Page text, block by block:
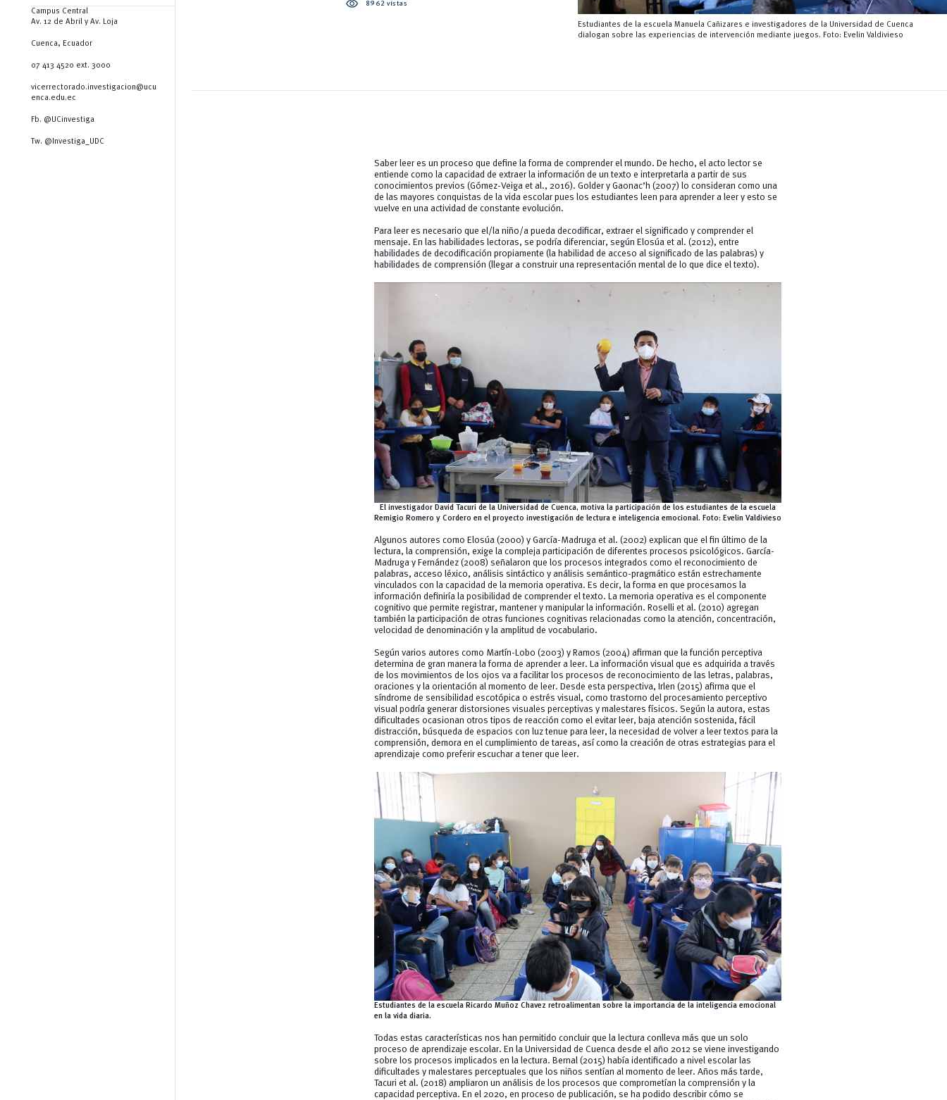
Campus Central
Av. 12 de Abril y Av. Loja
Cuenca, Ecuador
07 413 4520 ext. 3000
vicerrectorado.investigacion@ucu
enca.edu.ec
Fb. @UCinvestiga
Tw. @Investiga_UDC
visibility 8962 vistas
Estudiantes de la escuela Manuela Cañizares e investigadores de la Universidad de Cuenca
dialogan sobre las experiencias de intervención mediante juegos. Foto: Evelin Valdivieso
Saber leer es un proceso que define la forma de comprender el mundo. De hecho, el acto lector se
entiende como la capacidad de extraer la información de un texto e interpretarla a partir de sus
conocimientos previos (Gómez-Veiga et al., 2016). Golder y Gaonac’h (2007) lo consideran como una
de las mayores conquistas de la vida escolar pues los estudiantes leen para aprender a leer y esto se
vuelve en una actividad de constante evolución.
Para leer es necesario que el/la niño/a pueda decodificar, extraer el significado y comprender el
mensaje. En las habilidades lectoras, se podría diferenciar, según Elosúa et al. (2012), entre
habilidades de decodificación propiamente (la habilidad de acceso al significado de las palabras) y
habilidades de comprensión (llegar a construir una representación mental de lo que dice el texto).
El investigador David Tacuri de la Universidad de Cuenca, motiva la participación de los estudiantes de la escuela
Remigio Romero y Cordero en el proyecto investigación de lectura e inteligencia emocional. Foto: Evelin Valdivieso
Algunos autores como Elosúa (2000) y García-Madruga et al. (2002) explican que el fin último de la
lectura, la comprensión, exige la compleja participación de diferentes procesos psicológicos. García-
Madruga y Fernández (2008) señalaron que los procesos integrados como el reconocimiento de
palabras, acceso léxico, análisis sintáctico y análisis semántico-pragmático están estrechamente
vinculados con la capacidad de la memoria operativa. Es decir, la forma en que procesamos la
información definiría la posibilidad de comprender el texto. La memoria operativa es el componente
cognitivo que permite registrar, mantener y manipular la información. Roselli et al. (2010) agregan
también la participación de otras funciones cognitivas relacionadas como la atención, concentración,
velocidad de denominación y la amplitud de vocabulario.
Según varios autores como Martín-Lobo (2003) y Ramos (2004) afirman que la función perceptiva
determina de gran manera la forma de aprender a leer. La información visual que es adquirida a través
de los movimientos de los ojos va a facilitar los procesos de reconocimiento de las letras, palabras,
oraciones y la orientación al momento de leer. Desde esta perspectiva, Irlen (2015) afirma que el
síndrome de sensibilidad escotópica o estrés visual, como trastorno del procesamiento perceptivo
visual podría generar distorsiones visuales perceptivas y malestares físicos. Según la autora, estas
dificultades ocasionan otros tipos de reacción como el evitar leer, baja atención sostenida, fácil
distracción, búsqueda de espacios con luz tenue para leer, la necesidad de volver a leer textos para la
comprensión, demora en el cumplimiento de tareas, así como la creación de otras estrategias para el
aprendizaje como preferir escuchar a tener que leer.
Estudiantes de la escuela Ricardo Muñoz Chavez retroalimentan sobre la importancia de la inteligencia emocional
en la vida diaria.
Todas estas características nos han permitido concluir que la lectura conlleva más que un solo
proceso de aprendizaje escolar. En la Universidad de Cuenca desde el año 2012 se viene investigando
sobre los procesos implicados en la lectura. Bernal (2015) había identificado a nivel escolar las
dificultades y malestares perceptuales que los niños sentían al momento de leer. Años más tarde,
Tacuri et al. (2018) ampliaron un análisis de los procesos que comprometían la comprensión y la
capacidad perceptiva. En el 2020, en proceso de publicación, se ha podido describir cómo se